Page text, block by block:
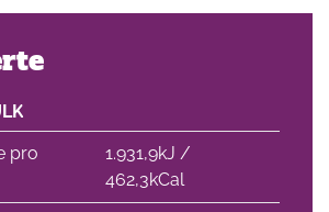
pro
1.931,9kJ /
462,3kCal